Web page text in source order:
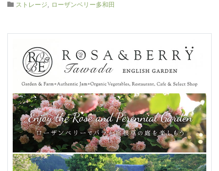
ストレージ ローザンベリー多和田